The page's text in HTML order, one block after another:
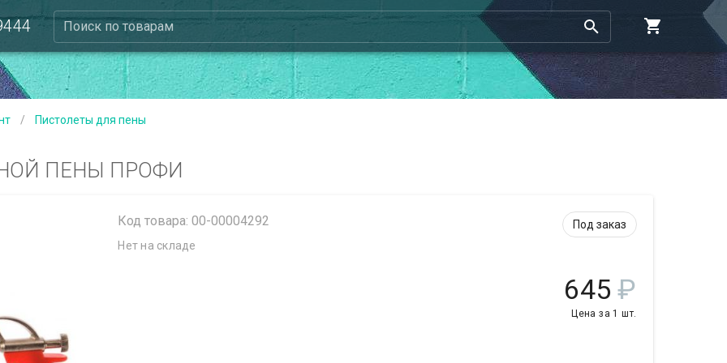
Поиск по товарам
/ Пистолеты для пены
ПЕНЫ ПРОФИ
Код товара: 00-00004292
Нет на складе
Под заказ
645 ₽
Цена за 1 шт.